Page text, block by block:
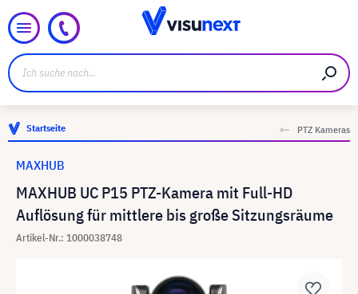
Startseite PTZ Kameras
MAXHUB UC P15 PTZ-Kamera mit Full-HD
Auflösung für mittlere bis große Sitzungsräume
Artikel-Nr.: 1000038748
MAXHUB